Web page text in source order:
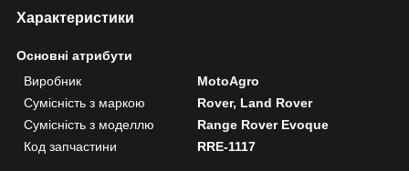
Характеристики
Основні атрибути
Виробник
MotoAgro
Сумісність з маркою
Rover, Land Rover
Сумісність з моделлю
Range Rover Evoque
Код запчастини
RRE-1117